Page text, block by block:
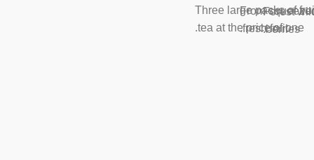
Three large packs of
tea at the price of one.
From
fresh fruit.
Forest
berries.